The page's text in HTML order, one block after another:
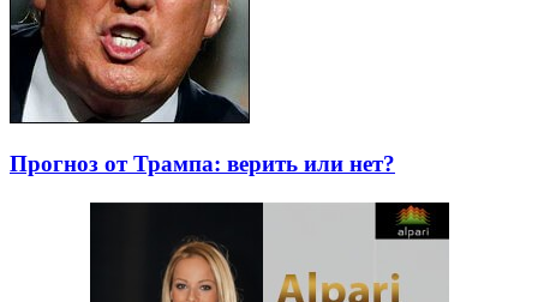
Прогноз от Трампа: верить или нет?